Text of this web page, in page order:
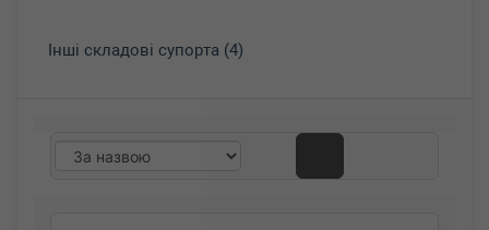
Інші складові супорта (4)